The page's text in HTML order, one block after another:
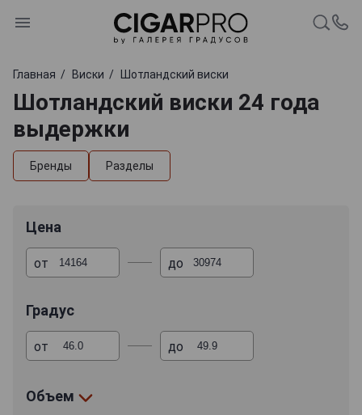
Главная Виски Шотландский виски
Шотландский виски 24 года
выдержки
Бренды Разделы
Цена
от до
Градус
от до
Объем